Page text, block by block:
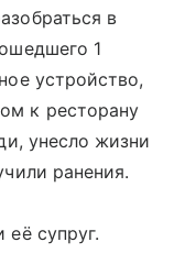
в
1
устройство,
к ресторану
унесло жизни
ранения.
её супруг.